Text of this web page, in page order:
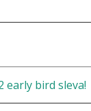
early bird sleva!